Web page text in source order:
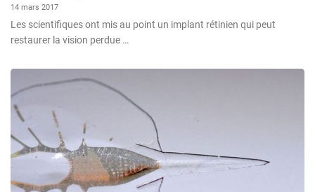
14 mars 2017
Les scientifiques ont mis au point un implant rétinien qui peut
restaurer la vision perdue …